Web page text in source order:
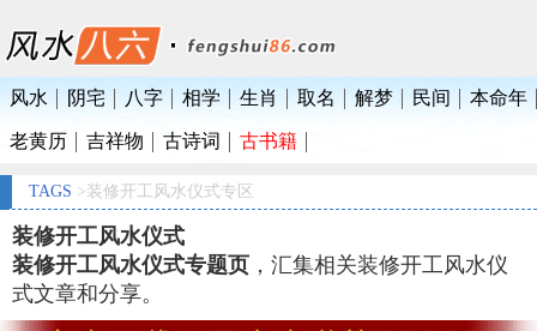
风水 阴宅 八字 相学 生肖 取名 解梦 民间 本命年
老黄历 吉祥物 古诗词 古书籍
TAGS >装修开工风水仪式专区
装修开工风水仪式
装修开工风水仪式专题页 ，汇集相关装修开工风水仪
式文章和分享。